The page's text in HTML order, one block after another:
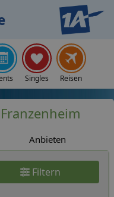
Singles Reisen
Anbieten
Filtern